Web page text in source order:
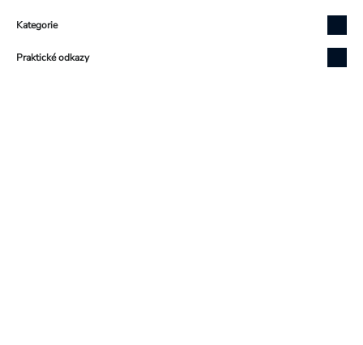
Kategorie
Praktické odkazy